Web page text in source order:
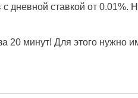
дневной ставкой от
20 минут! Для этого